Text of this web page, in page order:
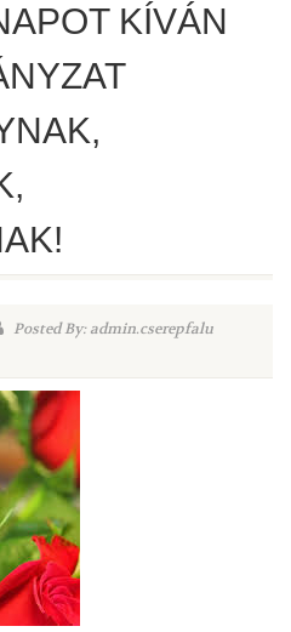
KÍVÁN
Posted By: admin.cserepfalu